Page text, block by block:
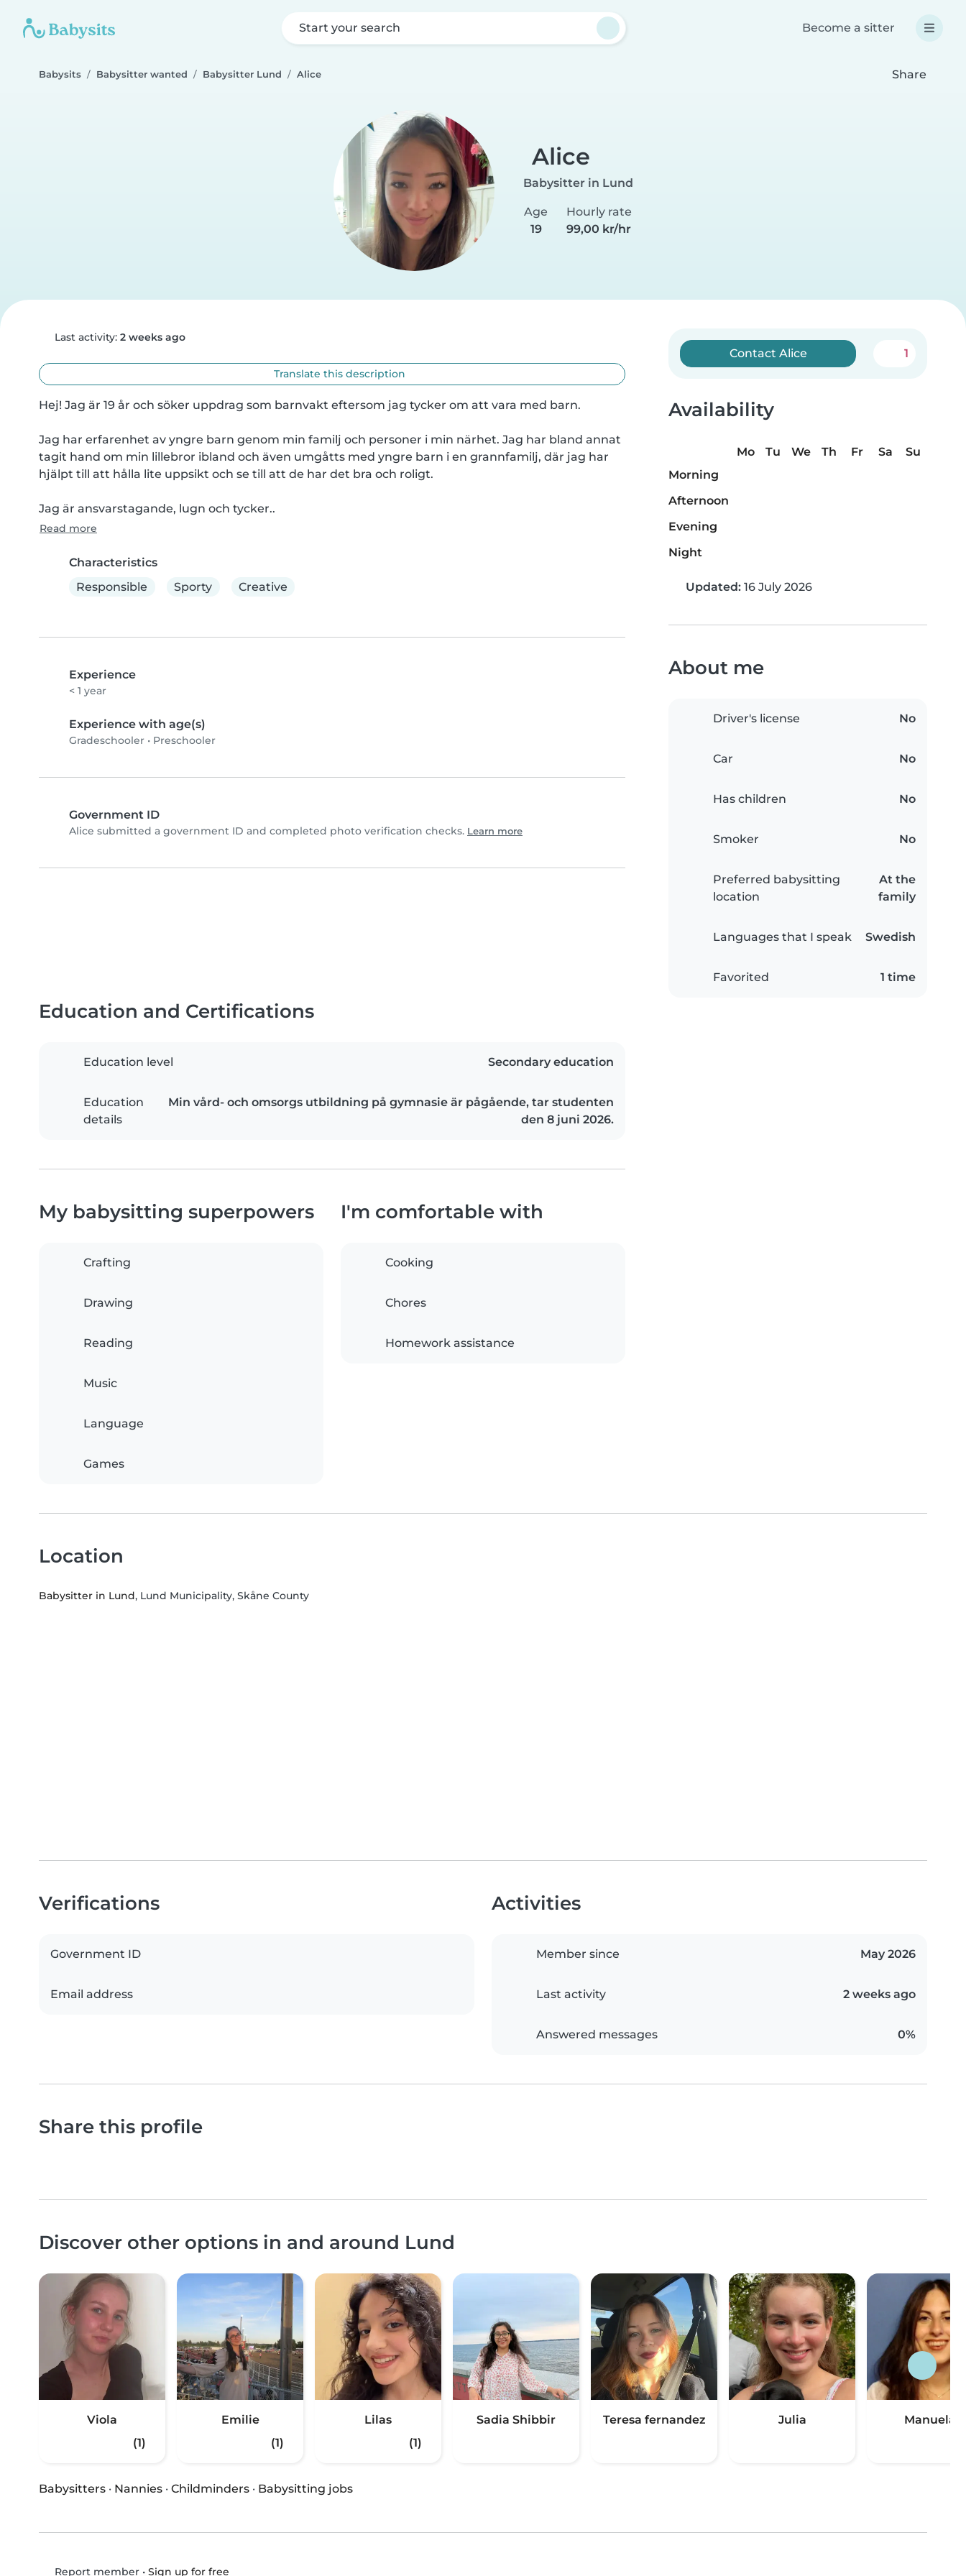
Start your search Become a sitter
Babysits Babysitter wanted Babysitter Lund Alice Share
Alice
Babysitter in Lund
Age
19
Hourly rate
99,00 kr/hr
Last activity: 2 weeks ago
Translate this description
Hej! Jag är 19 år och söker uppdrag som barnvakt eftersom jag tycker om att vara med barn.
Jag har erfarenhet av yngre barn genom min familj och personer i min närhet. Jag har bland annat
tagit hand om min lillebror ibland och även umgåtts med yngre barn i en grannfamilj, där jag har
hjälpt till att hålla lite uppsikt och se till att de har det bra och roligt.
Jag är ansvarstagande, lugn och tycker..
Read more
Characteristics
Responsible
Sporty Creative
Experience
< 1 year
Experience with age(s)
Gradeschooler • Preschooler
Government ID
Alice submitted a government ID and completed photo verification checks. Learn more
Contact Alice 1
Availability
Mo Tu We Th Fr Sa
Su
Morning
Afternoon
Evening
Night
Updated: 16 July 2026
About me
Driver's license No
Car No
Has children No
Smoker No
Preferred babysitting
location
At the
family
Languages that I speak Swedish
Favorited 1 time
Education and Certifications
Education level Secondary education
Education
details
Min vård- och omsorgs utbildning på gymnasie är pågående, tar studenten
den 8 juni 2026.
My babysitting superpowers
Crafting
Drawing
Reading
Music
Language
Games
I'm comfortable with
Cooking
Chores
Homework assistance
Location
Babysitter in Lund, Lund Municipality, Skåne County
Verifications
Government ID
Email address
Activities
Member since May 2026
Last activity 2 weeks ago
Answered messages 0%
Share this profile
Discover other options in and around Lund
Viola
(1)
Emilie
(1)
Lilas
(1)
Sadia Shibbir Teresa fernandez Julia Manuela
Babysitters · Nannies · Childminders · Babysitting jobs
Report member• Sign up for free